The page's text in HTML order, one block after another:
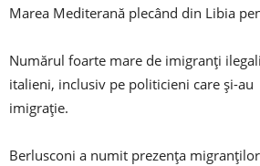
Marea Mediterană plecând din Libia
Numărul foarte mare de imigranți
italieni, inclusiv pe politicieni care și-
imigrație.
Berlusconi a numit prezența